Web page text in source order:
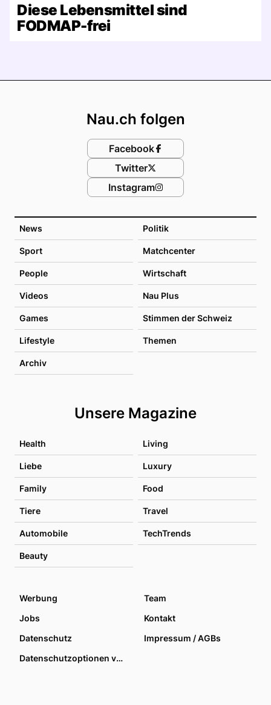
Diese Lebensmittel sind
FODMAP-frei
News Politik
Sport Matchcenter
People Wirtschaft
Videos Nau Plus
Games Stimmen der Schweiz
Lifestyle Themen
Archiv
Unsere Magazine
Health Living
Liebe Luxury
Family Food
Tiere Travel
Automobile TechTrends
Beauty
Nau.ch folgen
Facebook
Twitter
Instagram
Werbung
Team
Jobs
Kontakt
Datenschutz
Impressum / AGBs
Datenschutzoptionen verwalten